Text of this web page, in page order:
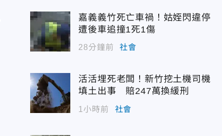
嘉義義竹死亡車禍！姑姪閃違停
遭後車追撞1死1傷
28分鐘前 社會
活活埋死老闆！新竹挖土機司機
填土出事 賠247萬換緩刑
1小時前 社會